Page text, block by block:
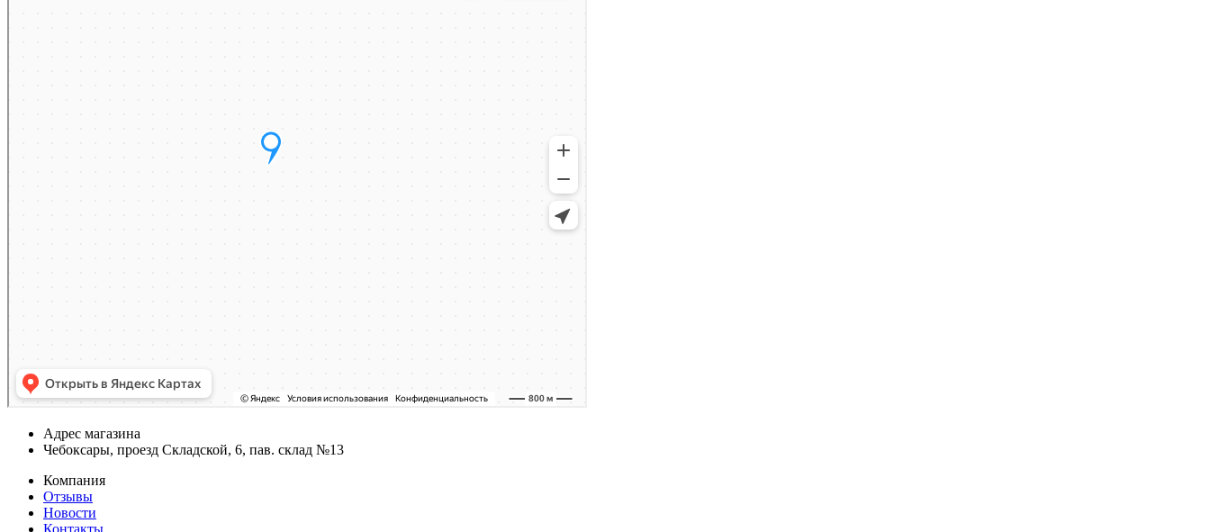
Адрес магазина
Чебоксары, проезд Складской, 6, пав. склад №13
Компания
Отзывы
Новости